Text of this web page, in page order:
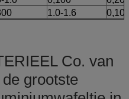
1.0-1.6
Co. van
grootste